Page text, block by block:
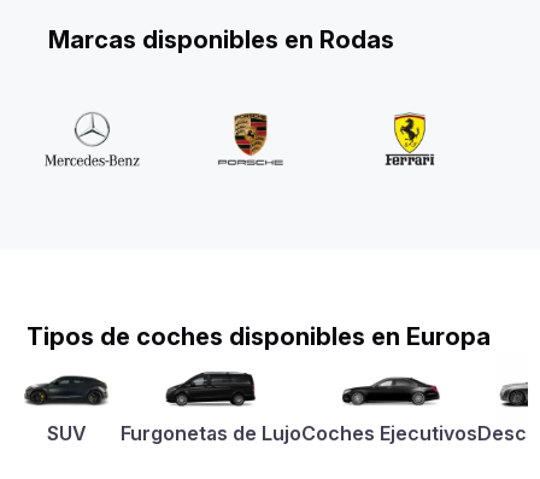
Marcas disponibles en Rodas
Tipos de coches disponibles en Europa
SUV Furgonetas de LujoCoches Ejecutivos